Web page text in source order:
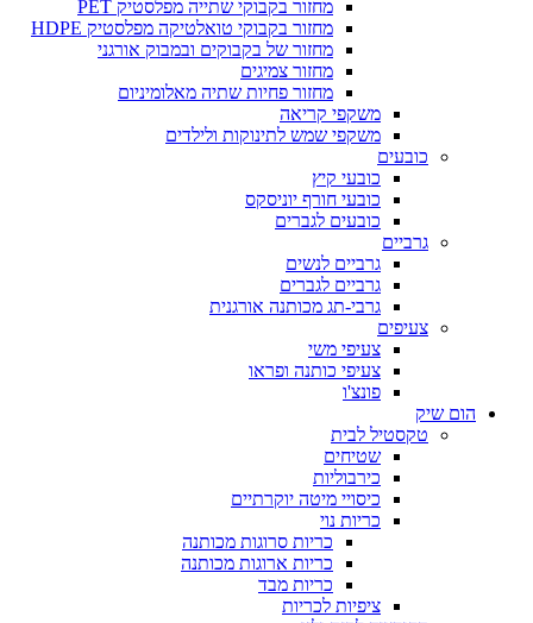
מחזור בקבוקי שתייה מפלסטיק PET
מחזור בקבוקי טואלטיקה מפלסטיק HDPE
מחזור של בקבוקים ובמבוק אורגני
מחזור צמיגים
מחזור פחיות שתיה מאלומיניום
משקפי קריאה
משקפי שמש לתינוקות ולילדים
כובעים
כובעי קיץ
כובעי חורף יוניסקס
כובעים לגברים
גרביים
גרביים לנשים
גרביים לגברים
גרבי-תג מכותנה אורגנית
צעיפים
צעיפי משי
צעיפי כותנה ופראו
פונצ'ו
הום שיק
טקסטיל לבית
שטיחים
כירבוליות
כיסויי מיטה יוקרתיים
כריות נוי
כריות סרוגות מכותנה
כריות ארוגות מכותנה
כריות מבד
ציפיות לכריות